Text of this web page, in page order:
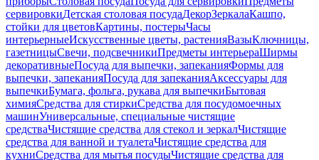
сервировкиДетская столовая посудаДекорЗеркалаКашпо,
стойки для цветовКартины, постерыЧасы
интерьерныеИскусственные цветы, растенияВазыКлючницы,
газетницыСвечи, подсвечникиПредметы интерьераШирмы
декоративныеПосуда для выпечки, запеканияФормы для
выпечки, запеканияПосуда для запеканияАксессуары для
выпечкиБумага, фольга, рукава для выпечкиБытовая
химияСредства для стиркиСредства для посудомоечных
машинУниверсальные, специальные чистящие
средстваЧистящие средства для стекол и зеркалЧистящие
средства для ванной и туалетаЧистящие средства для
кухниСредства для мытья посудыЧистящие средства для